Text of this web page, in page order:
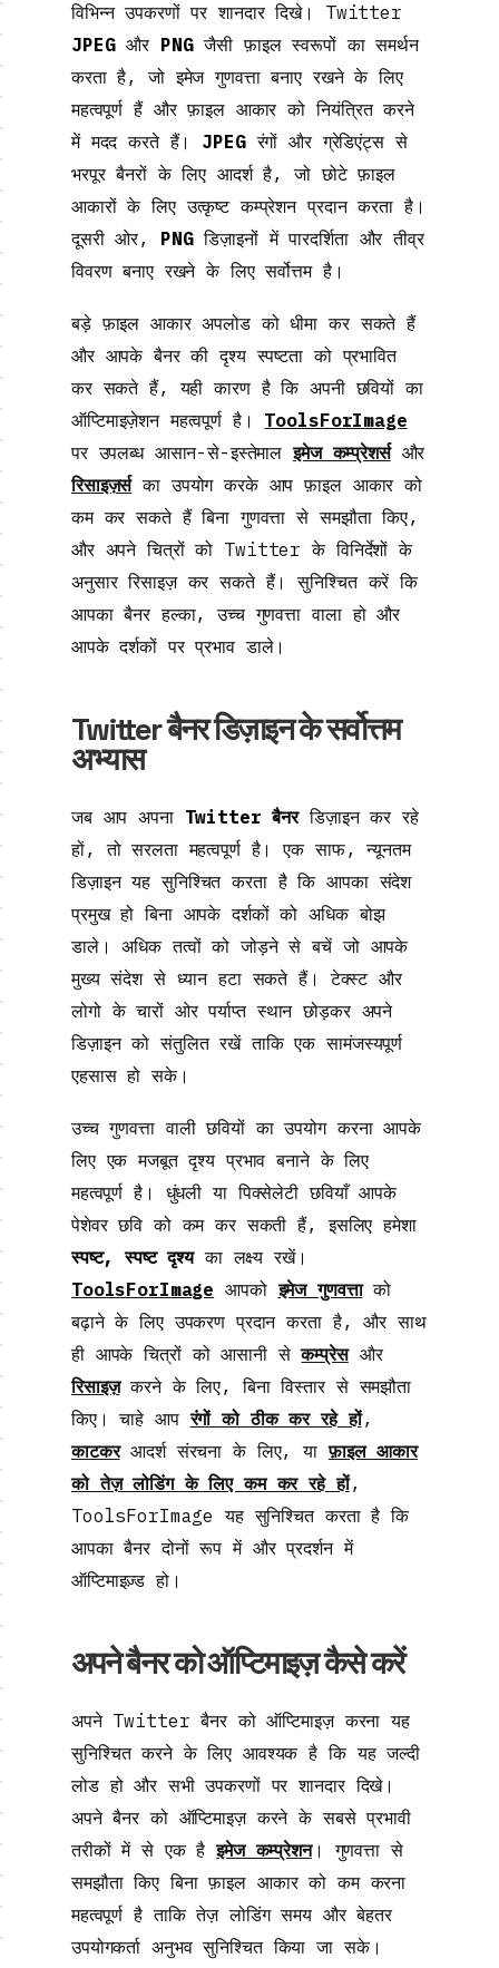
विभिन्न उपकरणों पर शानदार दिखे। Twitter
JPEGऔर PNGजैसी फ़ाइल स्वरूपों का समर्थन
करता है, जो इमेज गुणवत्ता बनाए रखने के लिए
महत्वपूर्ण हैं और फ़ाइल आकार को नियंत्रित करने
में मदद करते हैं। JPEGरंगों और ग्रेडिएंट्स से
भरपूर बैनरों के लिए आदर्श है, जो छोटे फ़ाइल
आकारों के लिए उत्कृष्ट कम्प्रेशन प्रदान करता है।
दूसरी ओर, PNGडिज़ाइनों में पारदर्शिता और तीव्र
विवरण बनाए रखने के लिए सर्वोत्तम है।
बड़े फ़ाइल आकार अपलोड को धीमा कर सकते हैं
और आपके बैनर की दृश्य स्पष्टता को प्रभावित
कर सकते हैं, यही कारण है कि अपनी छवियों का
ऑप्टिमाइज़ेशन महत्वपूर्ण है। ToolsForImage
पर उपलब्ध आसान-से-इस्तेमालइमेज कम्प्रेशर्सऔर
रिसाइज़र्सका उपयोग करके आप फ़ाइल आकार को
कम कर सकते हैं बिना गुणवत्ता से समझौता किए,
और अपने चित्रों को Twitter के विनिर्देशों के
अनुसार रिसाइज़ कर सकते हैं। सुनिश्चित करें कि
आपका बैनर हल्का, उच्च गुणवत्ता वाला हो और
आपके दर्शकों पर प्रभाव डाले।
Twitter बैनर डिज़ाइन के सर्वोत्तम
अभ्यास
जब आप अपना Twitter बैनरडिज़ाइन कर रहे
हों, तो सरलता महत्वपूर्ण है। एक साफ, न्यूनतम
डिज़ाइन यह सुनिश्चित करता है कि आपका संदेश
प्रमुख हो बिना आपके दर्शकों को अधिक बोझ
डाले। अधिक तत्वों को जोड़ने से बचें जो आपके
मुख्य संदेश से ध्यान हटा सकते हैं। टेक्स्ट और
लोगो के चारों ओर पर्याप्त स्थान छोड़कर अपने
डिज़ाइन को संतुलित रखें ताकि एक सामंजस्यपूर्ण
एहसास हो सके।
उच्च गुणवत्ता वाली छवियों का उपयोग करना आपके
लिए एक मजबूत दृश्य प्रभाव बनाने के लिए
महत्वपूर्ण है। धुंधली या पिक्सेलेटी छवियाँ आपके
पेशेवर छवि को कम कर सकती हैं, इसलिए हमेशा
स्पष्ट, स्पष्ट दृश्यका लक्ष्य रखें।
ToolsForImage आपकोइमेज गुणवत्ताको
बढ़ाने के लिए उपकरण प्रदान करता है, और साथ
ही आपके चित्रों को आसानी सेकम्प्रेसऔर
रिसाइज़करने के लिए, बिना विस्तार से समझौता
किए। चाहे आपरंगों को ठीक कर रहे हों,
काटकरआदर्श संरचना के लिए, याफ़ाइल आकार
को तेज़ लोडिंग के लिए कम कर रहे हों,
ToolsForImage यह सुनिश्चित करता है कि
आपका बैनर दोनों रूप में और प्रदर्शन में
ऑप्टिमाइज़्ड हो।
अपने बैनर को ऑप्टिमाइज़ कैसे करें
अपने Twitter बैनर को ऑप्टिमाइज़ करना यह
सुनिश्चित करने के लिए आवश्यक है कि यह जल्दी
लोड हो और सभी उपकरणों पर शानदार दिखे।
अपने बैनर को ऑप्टिमाइज़ करने के सबसे प्रभावी
तरीकों में से एक हैइमेज कम्प्रेशन। गुणवत्ता से
समझौता किए बिना फ़ाइल आकार को कम करना
महत्वपूर्ण है ताकि तेज़ लोडिंग समय और बेहतर
उपयोगकर्ता अनुभव सुनिश्चित किया जा सके।